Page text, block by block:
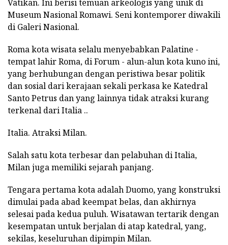
Vatikan. Ini berisi temuan arkeologis yang unik di
Museum Nasional Romawi. Seni kontemporer diwakili
di Galeri Nasional.
Roma kota wisata selalu menyebabkan Palatine -
tempat lahir Roma, di Forum - alun-alun kota kuno ini,
yang berhubungan dengan peristiwa besar politik
dan sosial dari kerajaan sekali perkasa ke Katedral
Santo Petrus dan yang lainnya tidak atraksi kurang
terkenal dari Italia ..
Italia. Atraksi Milan.
Salah satu kota terbesar dan pelabuhan di Italia,
Milan juga memiliki sejarah panjang.
Tengara pertama kota adalah Duomo, yang konstruksi
dimulai pada abad keempat belas, dan akhirnya
selesai pada kedua puluh. Wisatawan tertarik dengan
kesempatan untuk berjalan di atap katedral, yang,
sekilas, keseluruhan dipimpin Milan.